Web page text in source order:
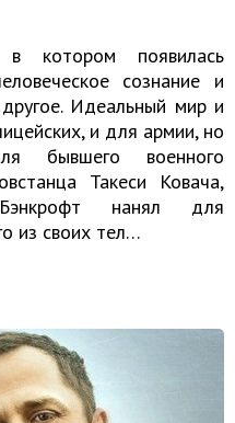
котором появилась
сознание и
Идеальный мир и
и для армии, но
бывшего военного
Такеси Ковача,
нанял для
из своих тел…